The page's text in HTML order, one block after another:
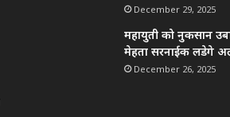
December 29, 2025
महायुती को नुकसान
मेहता सरनाईक लडेगे
December 26, 2025